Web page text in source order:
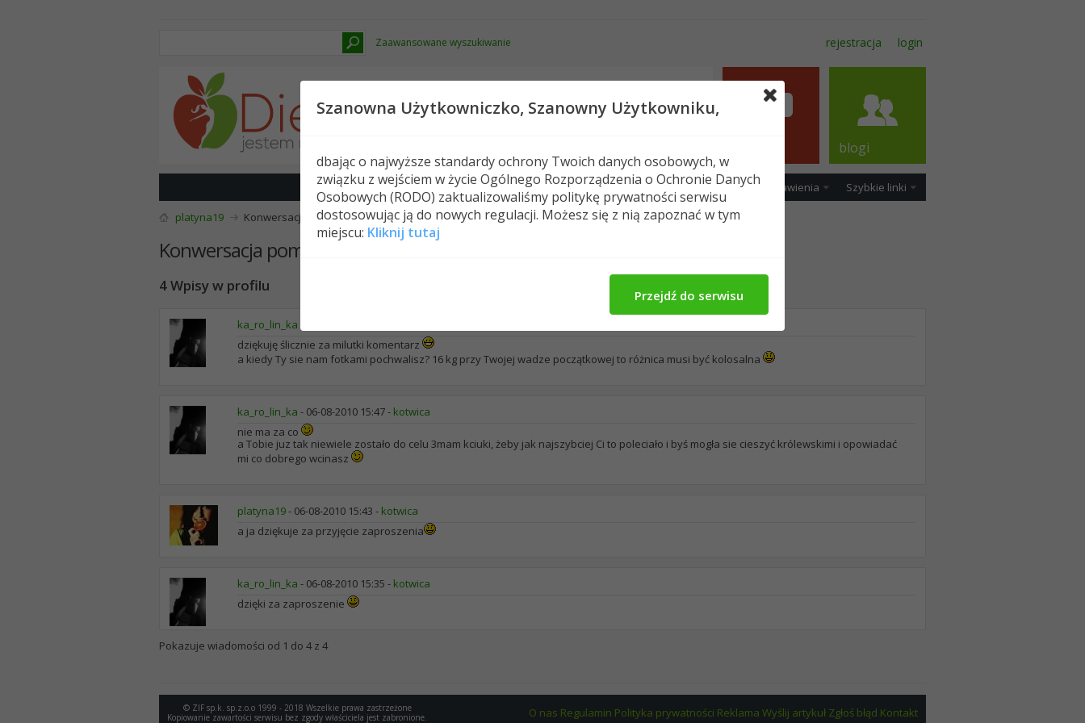
Zaawansowane wyszukiwanie rejestracja login
Nowe posty FAQ Kalendarz Spełeczność Ustawienia Szybkie linki
blogi
platyna19 Konwersacja pomiędzy platyna19 i ka_ro_lin_ka
Konwersacja pomiędzy platyna19 i ka_ro_lin_ka
4Wpisy w profilu
ka_ro_lin_ka
dziękuję ślicznie za milutki komentarz
a kiedy Ty sie nam fotkami pochwalisz? 16 kg przy Twojej wadze początkowej to różnica musi być kolosalna
ka_ro_lin_ka - 06-08-2010 15:47- kotwica
nie ma za co
a Tobie juz tak niewiele zostało do celu 3mam kciuki, żeby jak najszybciej Ci to poleciało i byś mogła sie cieszyć królewskimi i opowiadać
mi co dobrego wcinasz
platyna19- 06-08-2010 15:43 - kotwica
a ja dziękuje za przyjęcie zaproszenia
ka_ro_lin_ka - 06-08-2010 15:35 - kotwica
dzięki za zaproszenie
Pokazuje wiadomości od 1 do 4 z 4
© ZIF sp.k. sp.z.o.o 1999 - 2018 Wszelkie prawa zastrzeżone
Kopiowanie zawartości serwisu bez zgody właściciela jest zabronione.
O nas Regulamin Polityka prywatności Reklama Wyślij artykuł Zgłoś błąd Kontakt
Szanowna Użytkowniczko, Szanowny Użytkowniku,
dbając o najwyższe standardy ochrony Twoich danych osobowych, w
związku z wejściem w życie Ogólnego Rozporządzenia o Ochronie Danych
Osobowych (RODO) zaktualizowaliśmy politykę prywatności serwisu
dostosowując ją do nowych regulacji. Możesz się z nią zapoznać w tym
miejscu: Kliknij tutaj
Przejdź do serwisu